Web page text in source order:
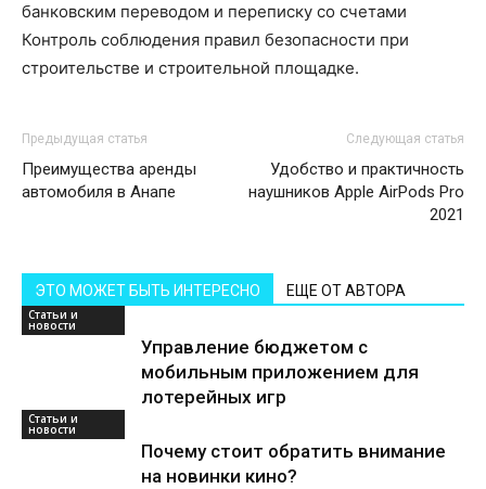
банковским переводом и переписку со счетами
Контроль соблюдения правил безопасности при
строительстве и строительной площадке.
Предыдущая статья
Преимущества аренды
автомобиля в Анапе
Следующая статья
Удобство и практичность
наушников Apple AirPods Pro
2021
ЭТО МОЖЕТ БЫТЬ ИНТЕРЕСНО ЕЩЕ ОТ АВТОРА
Статьи и
новости
Управление бюджетом с
мобильным приложением для
лотерейных игр
Статьи и
новости
Почему стоит обратить внимание
на новинки кино?